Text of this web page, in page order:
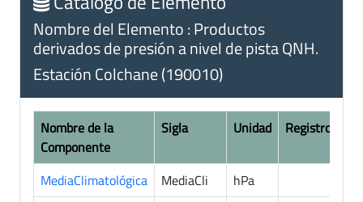
Nombre del Elemento : Productos
derivados de presión a nivel de pista QNH.
Estación Colchane (190010)
Nombre de la
Componente
Sigla Unidad Registros
MediaClimatológica MediaCli hPa